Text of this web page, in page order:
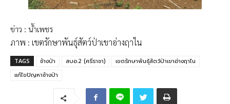
ข่าว : น้ำเพชร
ภาพ : เขตรักษาพันธุ์สัตว์ป่าเขาอ่างฤาไน
TAGS ช้างป่า สบอ.2 (ศรีราชา)
เขตรักษาพันธุ์สัตว์ป่าเขาอ่างฤาไน
แก้ไขปัญหาช้างป่า